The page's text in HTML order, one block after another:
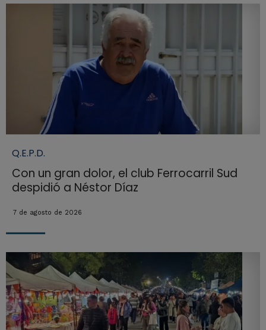
Q.E.P.D.
Con un gran dolor, el club Ferrocarril Sud
despidió a Néstor Díaz
7 de agosto de 2026